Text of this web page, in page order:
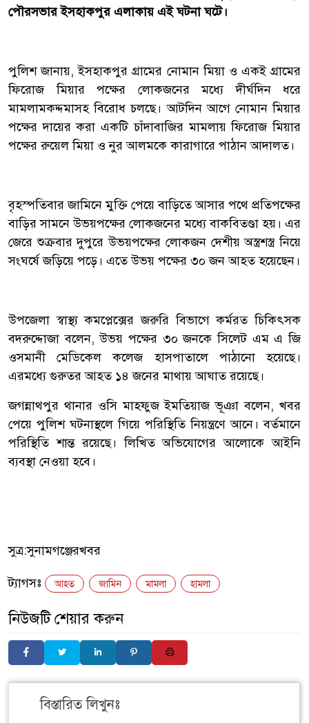
পৌরসভার ইসহাকপুর এলাকায় এই ঘটনা ঘটে।
পুলিশ জানায়, ইসহাকপুর গ্রামের নোমান মিয়া ও একই গ্রামের
ফিরোজ মিয়ার পক্ষের লোকজনের মধ্যে দীর্ঘদিন ধরে
মামলামকদ্দমাসহ বিরোধ চলছে। আটদিন আগে নোমান মিয়ার
পক্ষের দায়ের করা একটি চাঁদাবাজির মামলায় ফিরোজ মিয়ার
পক্ষের রুয়েল মিয়া ও নুর আলমকে কারাগারে পাঠান আদালত।
বৃহস্পতিবার জামিনে মুক্তি পেয়ে বাড়িতে আসার পথে প্রতিপক্ষের
বাড়ির সামনে উভয়পক্ষের লোকজনের মধ্যে বাকবিতণ্ডা হয়। এর
জেরে শুক্রবার দুপুরে উভয়পক্ষের লোকজন দেশীয় অস্ত্রশস্ত্র নিয়ে
সংঘর্ষে জড়িয়ে পড়ে। এতে উভয় পক্ষের ৩০ জন আহত হয়েছেন।
উপজেলা স্বাস্থ্য কমপ্লেক্সের জরুরি বিভাগে কর্মরত চিকিৎসক
বদরুদ্দোজা বলেন, উভয় পক্ষের ৩০ জনকে সিলেট এম এ জি
ওসমানী মেডিকেল কলেজ হাসপাতালে পাঠানো হয়েছে।
এরমধ্যে গুরুতর আহত ১৪ জনের মাথায় আঘাত রয়েছে।
জগন্নাথপুর থানার ওসি মাহফুজ ইমতিয়াজ ভূঞা বলেন, খবর
পেয়ে পুলিশ ঘটনাস্থলে গিয়ে পরিস্থিতি নিয়ন্ত্রণে আনে। বর্তমানে
পরিস্থিতি শান্ত রয়েছে। লিখিত অভিযোগের আলোকে আইনি
ব্যবস্থা নেওয়া হবে।
সুত্র:সুনামগঞ্জেরখবর
ট্যাগসঃ আহত জামিন মামলা হামলা
নিউজটি শেয়ার করুন
বিস্তারিত লিখুনঃ